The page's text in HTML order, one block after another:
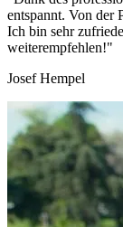
entspannt. Von der
Ich bin sehr
weiterempfehlen!"
Josef Hempel